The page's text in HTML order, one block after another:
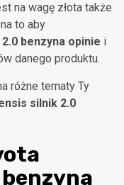
na wagę złota także
to aby
benzyna opinie i
danego produktu.
różne tematy Ty
silnik 2.0